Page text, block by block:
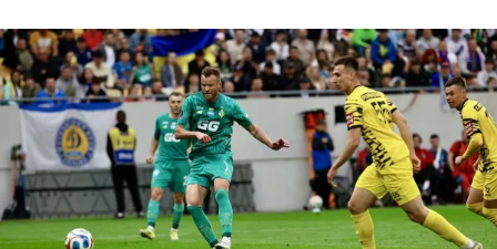
КІБЕРСПОРТ
ЧС-2026
ФУТЗАЛ
ІНШІ